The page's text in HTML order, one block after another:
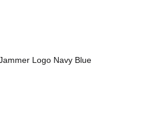
Logo Navy Blue